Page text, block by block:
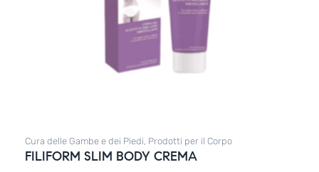
Cura delle Gambe e dei Piedi Prodotti per il Corpo
FILIFORM SLIM BODY CREMA